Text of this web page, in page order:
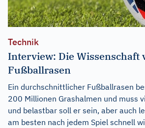
Technik
Interview: Die Wissenschaft
Fußballrasen
Ein durchschnittlicher Fußballrasen
200 Millionen Grashalmen und muss
und belastbar soll er sein, aber auch
am besten nach jedem Spiel schnell